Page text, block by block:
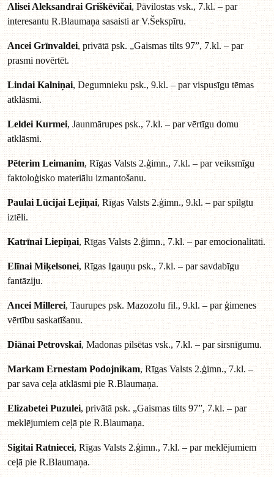
Alisei Aleksandrai Griškēvičai, Pāvilostas vsk., 7.kl. – par
interesantu R.Blaumaņa sasaisti ar V.Šekspīru.
Ancei Grīnvaldei, privātā psk. „Gaismas tilts 97”, 7.kl. – par
prasmi novērtēt.
Lindai Kalniņai, Degumnieku psk., 9.kl. – par vispusīgu tēmas
atklāsmi.
Leldei Kurmei, Jaunmārupes psk., 7.kl. – par vērtīgu domu
atklāsmi.
Pēterim Leimanim, Rīgas Valsts 2.ģimn., 7.kl. – par veiksmīgu
faktoloģisko materiālu izmantošanu.
Paulai Lūcijai Lejiņai, Rīgas Valsts 2.ģimn., 9.kl. – par spilgtu
iztēli.
Katrīnai Liepiņai, Rīgas Valsts 2.ģimn., 7.kl. – par emocionalitāti.
Elīnai Miķelsonei, Rīgas Igauņu psk., 7.kl. – par savdabīgu
fantāziju.
Ancei Millerei, Taurupes psk. Mazozolu fil., 9.kl. – par ģimenes
vērtību saskatīšanu.
Diānai Petrovskai, Madonas pilsētas vsk., 7.kl. – par sirsnīgumu.
Markam Ernestam Podojnikam, Rīgas Valsts 2.ģimn., 7.kl. –
par sava ceļa atklāsmi pie R.Blaumaņa.
Elizabetei Puzulei, privātā psk. „Gaismas tilts 97”, 7.kl. – par
meklējumiem ceļā pie R.Blaumaņa.
Sigitai Ratniecei, Rīgas Valsts 2.ģimn., 7.kl. – par meklējumiem
ceļā pie R.Blaumaņa.